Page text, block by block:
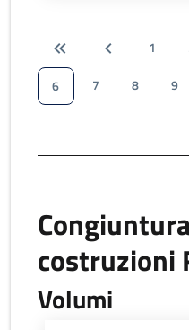
1
6
7 8 9
costruzioni
Volumi